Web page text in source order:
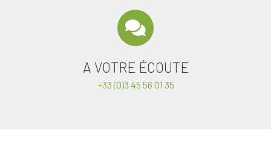
A VOTRE ÉCOUTE
+33 (0)3 45 56 01 35